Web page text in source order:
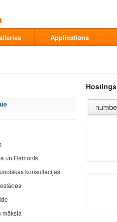
Applications
un Remonts
konsultācijas
māksla
Hostings